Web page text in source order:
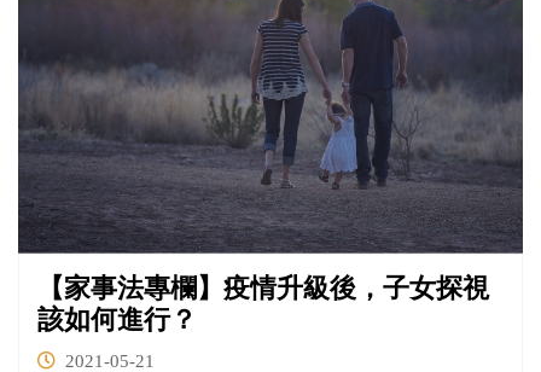
【家事法專欄】疫情升級後，子女探視
該如何進行？
2021-05-21